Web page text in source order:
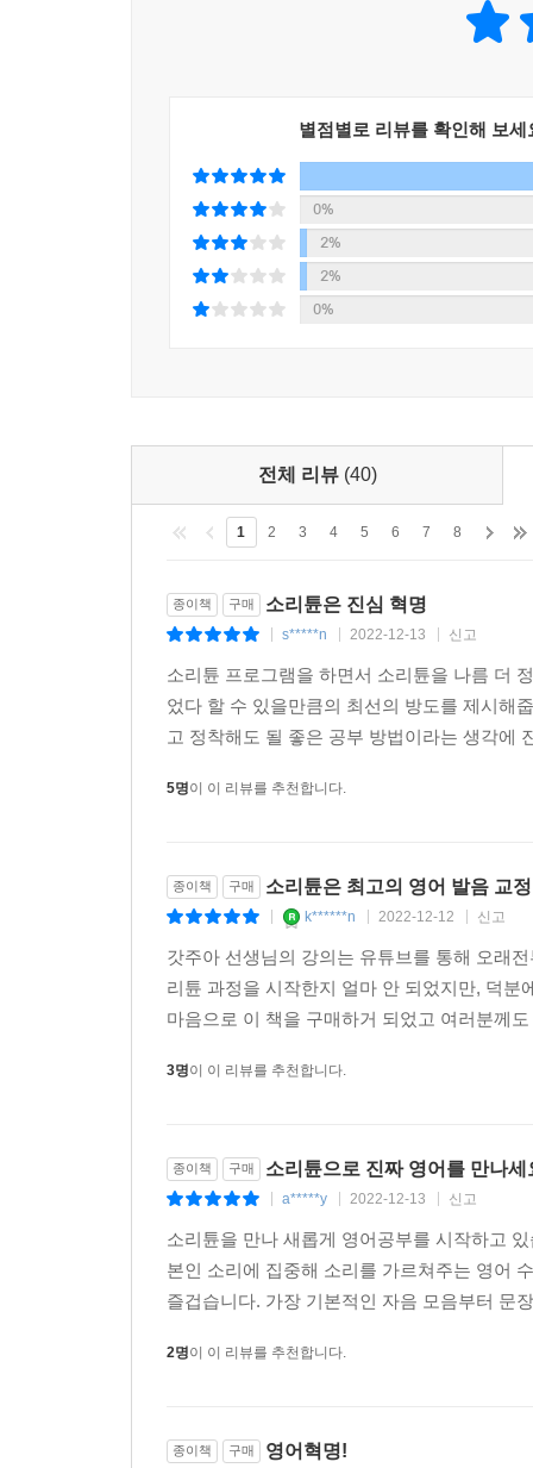
바로바로 들을 수 있도록 연결했다. 책을 읽으며
이 책을 한 권 삼키면, 당신은 반드시 영어천재가
이 책은 ‘뭘 해도 영어가 안 됐던’ 영알못들을 위
담겨 있기 때문이다. 이 방법으로 영어천재가
사람들이 유튜브, 카페, 밴드, 홈페이지에 가득하다.
이런 마음을, 생각보다 빠르게 가질 수 있을 것이
있는가? 그렇다면 이 책을 반드시 읽기를 바란다.
귀가 뚫리고 입이 트이게 하는
소리 튜닝 2가지 핵심원리!
‘정답을 보면 다 아는 단어인데 왜 안 들리는 거야?’
‘머릿속에 단어만 둥둥 떠다니고, 아무 말도 못하겠
첫째, 아는 소리와 들리는 소리 사이에 괴리감이 있
둘째, 영어를 단어로 잘라서 받아들였기 때문에.
I’m going to를 ‘아임 고잉 투’로 알고 있다면
또한 영어는 소리 블록으로 받아들여야 한다. 블
영알못을 영어천재로 만드는
갓주아의 소리 튜닝 7가지 실행법칙
1. 발성과 호흡을 잡아라
- 영어는 아↘하고, 한국어는 아↗한다. 영어는
소리낸다.
별점별로 리뷰를 확인해 보세
0%
2%
2%
0%
전체 리뷰 (40)
1 2 3 4 5 6 7 8
종이책 구매 소리튠은 진심 혁명
s*****n 2022-12-13 신고
소리튠 프로그램을 하면서 소리튠을 나름 더
었다 할 수 있을만큼의 최선의 방도를 제시해
고 정착해도 될 좋은 공부 방법이라는 생각에
5명이 이 리뷰를 추천합니다.
종이책 구매 소리튠은 최고의 영어 발음 교
k******n 2022-12-12 신고
갓주아 선생님의 강의는 유튜브를 통해 오래
리튠 과정을 시작한지 얼마 안 되었지만, 덕
마음으로 이 책을 구매하거 되었고 여러분께
3명이 이 리뷰를 추천합니다.
종이책 구매 소리튠으로 진짜 영어를 만나세
a*****y 2022-12-13 신고
소리튠을 만나 새롭게 영어공부를 시작하고
본인 소리에 집중해 소리를 가르쳐주는 영어
즐겁습니다. 가장 기본적인 자음 모음부터 문
2명이 이 리뷰를 추천합니다.
종이책 구매 영어혁명!